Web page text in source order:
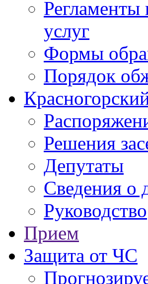
услуг
Формы
Порядок
Решения
Депутаты
Сведения о
Руководство
Прием
Защита от ЧС